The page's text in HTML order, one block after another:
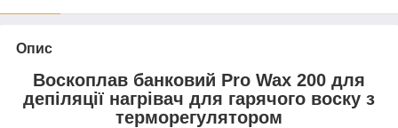
Опис
Воскоплав банковий Pro Wax 200 для
депіляції нагрівач для гарячого воску з
терморегулятором